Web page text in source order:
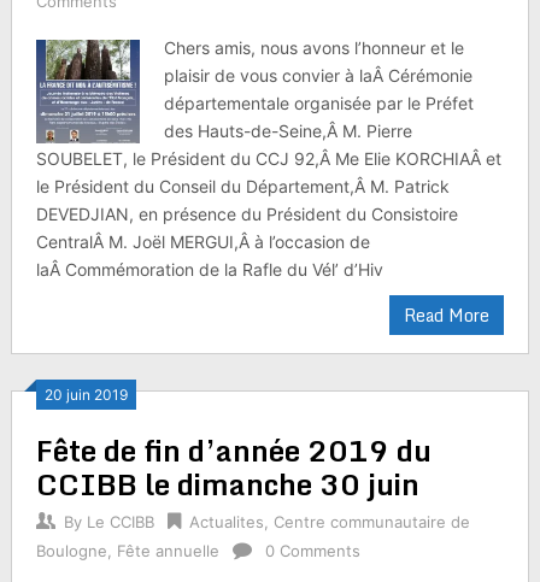
Chers amis, nous avons l’honneur et le
plaisir de vous convier à laÂ Cérémonie
départementale organisée par le Préfet
des Hauts-de-Seine,Â M. Pierre
SOUBELET, le Président du CCJ 92,Â Me Elie KORCHIAÂ et
le Président du Conseil du Département,Â M. Patrick
DEVEDJIAN, en présence du Président du Consistoire
CentralÂ M. Joël MERGUI,Â à l’occasion de
laÂ Commémoration de la Rafle du Vél’ d’Hiv
Read More
20 juin 2019
Fête de fin d’année 2019 du
CCIBB le dimanche 30 juin
By Le CCIBB Actualites
Centre communautaire de
Boulogne
Fête annuelle 0 Comments